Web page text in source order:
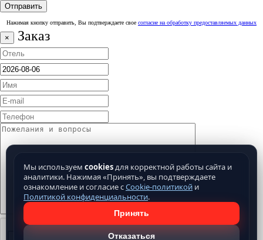
Нажимая кнопку отправить, Вы подтверждаете свое согласие на обработку предоставляемых данных
× Заказ
Мы используем cookiesдля корректной работы сайта и
аналитики. Нажимая «Принять», вы подтверждаете
ознакомление и согласие сCookie-политикой и
Политикой конфиденциальности.
Принять
Отказаться